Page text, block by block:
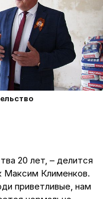
20 лет, – делится
Максим Клименков.
приветливые, нам